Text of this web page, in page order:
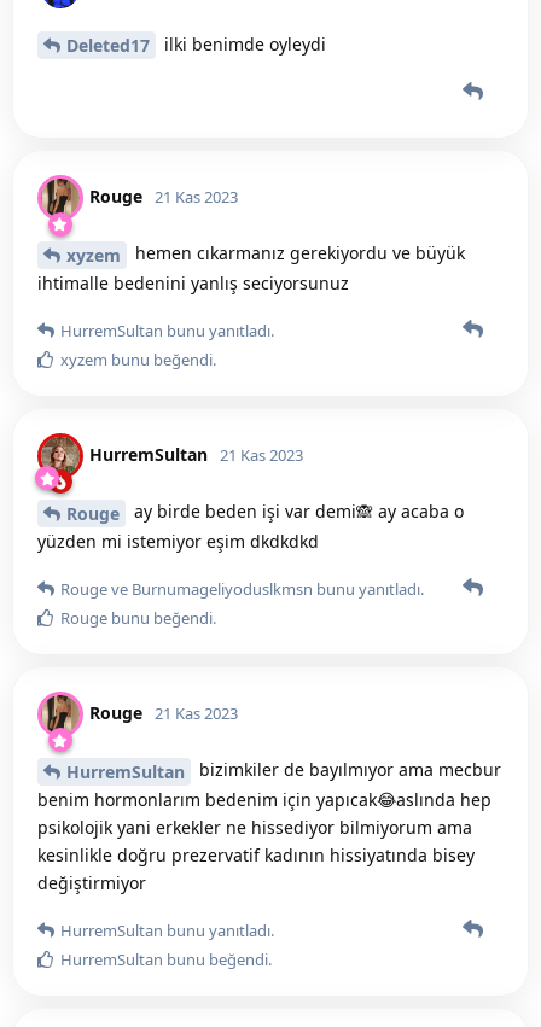
Deleted17 ilki benimde oyleydi
Rouge 21 Kas 2023
xyzem
hemen cıkarmanız gerekiyordu ve büyük
ihtimalle bedenini yanlış seciyorsunuz
HurremSultan bunu yanıtladı.
xyzem bunu beğendi.
HurremSultan 21 Kas 2023
Rouge
ay birde beden işi var demi🙈 ay acaba o
yüzden mi istemiyor eşim dkdkdkd
Rougeve Burnumageliyoduslkmsn bunu yanıtladı.
Rouge bunu beğendi.
Rouge 21 Kas 2023
HurremSultan
bizimkiler de bayılmıyor ama mecbur
benim hormonlarım bedenim için yapıcak😂aslında hep
psikolojik yani erkekler ne hissediyor bilmiyorum ama
kesinlikle doğru prezervatif kadının hissiyatında bisey
değiştirmiyor
HurremSultan bunu yanıtladı.
HurremSultan bunu beğendi.